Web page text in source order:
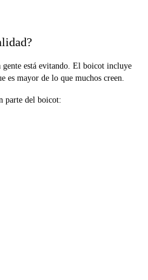
está evitando. El boicot incluye
es mayor de lo que muchos creen.
parte del boicot: